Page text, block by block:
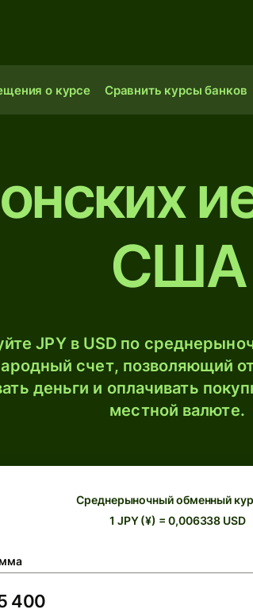
о курсе Сравнить курсы банков
США
JPY в USD по
счет, позволяющий
деньги и оплачивать
местной валюте.
Среднерыночный обменный
1 JPY (¥) = 0,006338 USD